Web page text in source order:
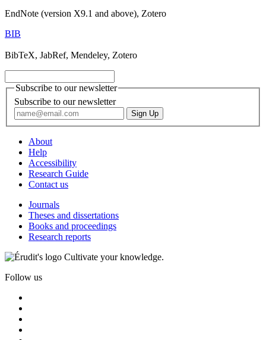
EndNote (version X9.1 and above), Zotero
BIB
BibTeX, JabRef, Mendeley, Zotero
Subscribe to our newsletter
Subscribe to our newsletter
About
Help
Accessibility
Research Guide
Contact us
Journals
Theses and dissertations
Books and proceedings
Research reports
Cultivate your knowledge.
Follow us